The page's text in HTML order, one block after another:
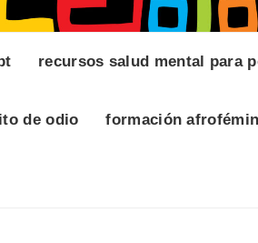
recursos salud mental para
de odio formación